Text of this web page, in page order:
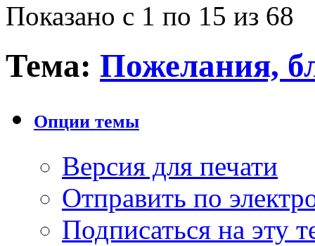
Показано с 1 по 15 из 68
Тема: Пожелания,
Опции темы
Версия для печати
Отправить по
Подписаться на эту